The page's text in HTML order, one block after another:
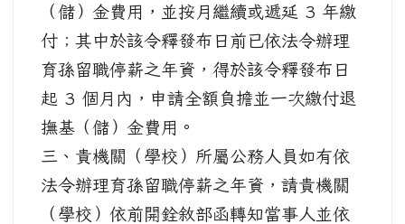
（儲）金費用，並按月繼續或遞延 3 年繳
付；其中於該令釋發布日前已依法令辦理
育孫留職停薪之年資，得於該令釋發布日
起 3 個月內，申請全額負擔並一次繳付退
撫基（儲）金費用。
三、貴機關（學校）所屬公務人員如有依
法令辦理育孫留職停薪之年資，請貴機關
（學校）依前開銓敘部函轉知當事人並依